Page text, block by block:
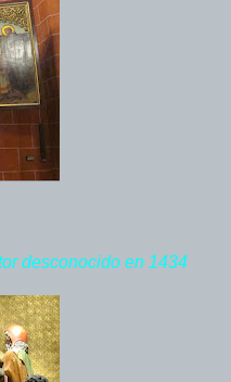
desconocido en 1434